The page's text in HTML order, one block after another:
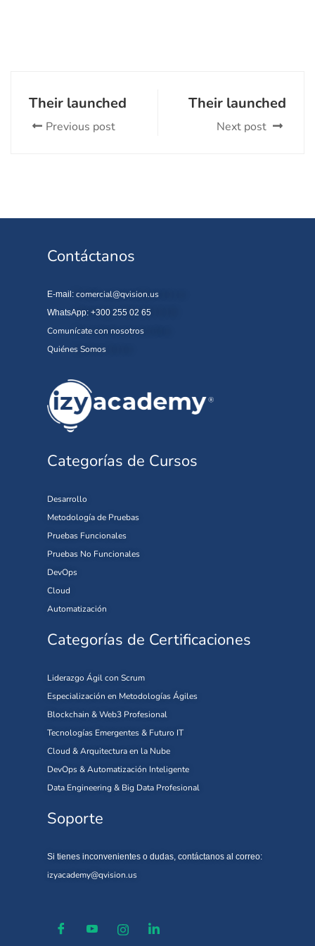
Their launched
Previous post
Their launched
Next post
Contáctanos
E-mail: comercial@qvision.us
WhatsApp: +300 255 02 65
Comunícate con nosotros
Quiénes Somos
Categorías de Cursos
Desarrollo
Metodología de Pruebas
Pruebas Funcionales
Pruebas No Funcionales
DevOps
Cloud
Automatización
Categorías de Certificaciones
Liderazgo Ágil con Scrum
Especialización en Metodologías Ágiles
Blockchain & Web3 Profesional
Tecnologías Emergentes & Futuro IT
Cloud & Arquitectura en la Nube
DevOps & Automatización Inteligente
Data Engineering & Big Data Profesional
Soporte
Si tienes inconvenientes o dudas, contáctanos al correo:
izyacademy@qvision.us